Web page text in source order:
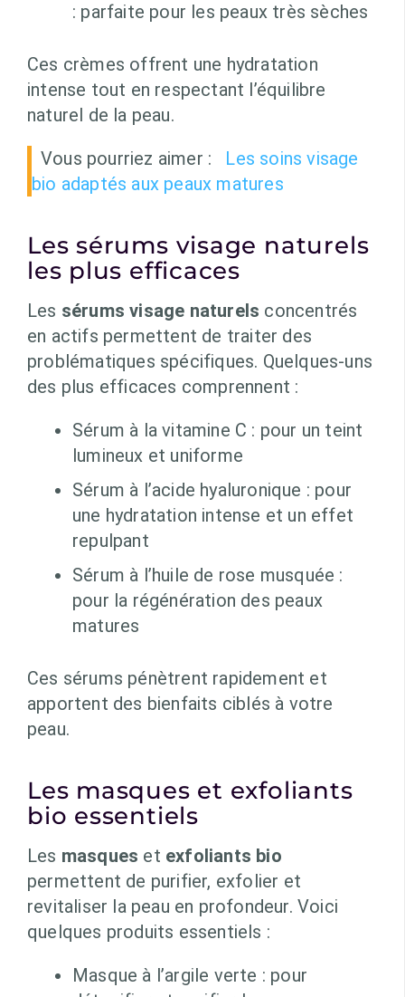
: parfaite pour les peaux très sèches
Ces crèmes offrent une hydratation
intense tout en respectant l’équilibre
naturel de la peau.
Vous pourriez aimer :
Les soins visage
bio adaptés aux peaux matures
Les sérums visage naturels
les plus efficaces
Les sérums visage naturels concentrés
en actifs permettent de traiter des
problématiques spécifiques. Quelques-uns
des plus efficaces comprennent :
Sérum à la vitamine C : pour un teint
lumineux et uniforme
Sérum à l’acide hyaluronique : pour
une hydratation intense et un effet
repulpant
Sérum à l’huile de rose musquée :
pour la régénération des peaux
matures
Ces sérums pénètrent rapidement et
apportent des bienfaits ciblés à votre
peau.
Les masques et exfoliants
bio essentiels
Les masques et exfoliants bio
permettent de purifier, exfolier et
revitaliser la peau en profondeur. Voici
quelques produits essentiels :
Masque à l’argile verte : pour